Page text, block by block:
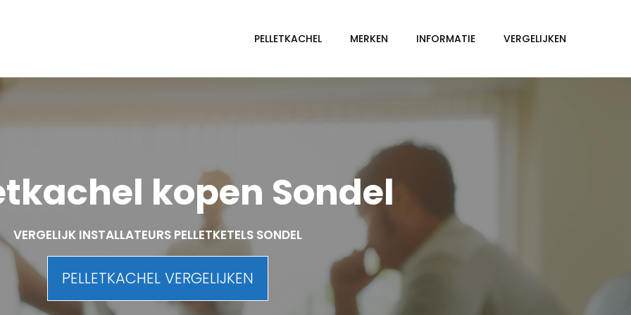
PELLETKACHEL MERKEN INFORMATIE VERGELIJKEN
kopen Sondel
VERGELIJK INSTALLATEURS PELLETKETELS SONDEL
PELLETKACHEL VERGELIJKEN